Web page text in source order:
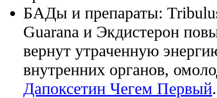
БАДы и препараты:
Guarana и Экдистерон
вернут утраченную
внутренних органов,
Дапоксетин Чегем Первый.